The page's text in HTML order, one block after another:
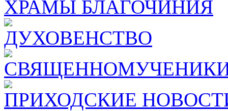
ХРАМЫ БЛАГОЧИНИЯ
ДУХОВЕНСТВО
ПРИХОДСКИЕ